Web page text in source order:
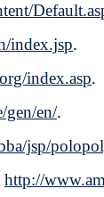
index.jsp.
index.asp.
gen/en/.
jsp/
http://